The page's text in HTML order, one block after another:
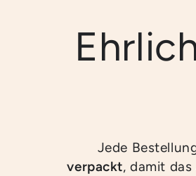
Jede
verpackt, damit